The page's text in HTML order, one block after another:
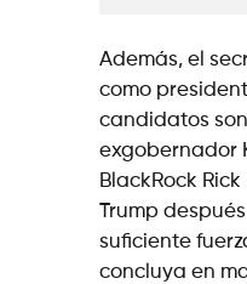
Además, el
como
candidatos
exgobernador
BlackRock
Trump
suficiente
concluya en